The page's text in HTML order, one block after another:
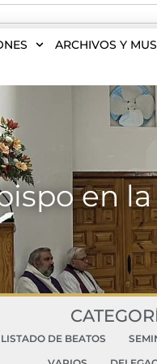
ARCHIVOS Y
en
LISTADO DE BEATOS